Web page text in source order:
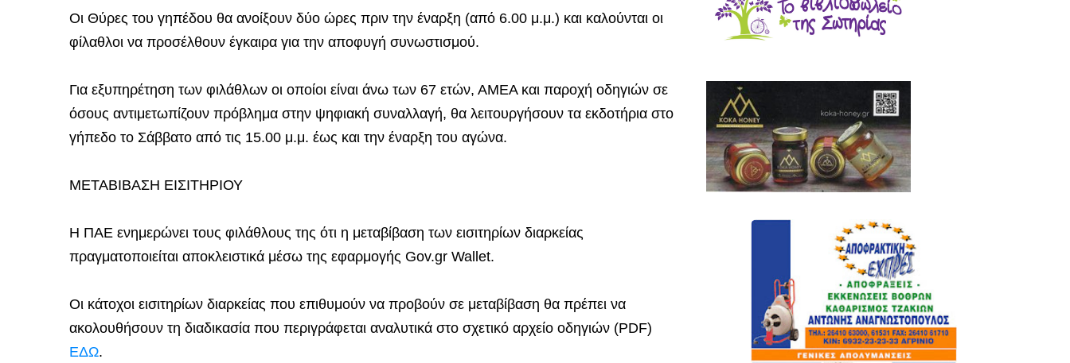
Οι Θύρες του γηπέδου θα ανοίξουν δύο ώρες πριν την έναρξη (από 6.00 μ.μ.) και καλούνται οι
φίλαθλοι να προσέλθουν έγκαιρα για την αποφυγή συνωστισμού.
Για εξυπηρέτηση των φιλάθλων οι οποίοι είναι άνω των 67 ετών, ΑΜΕΑ και παροχή οδηγιών σε
όσους αντιμετωπίζουν πρόβλημα στην ψηφιακή συναλλαγή, θα λειτουργήσουν τα εκδοτήρια στο
γήπεδο το Σάββατο από τις 15.00 μ.μ. έως και την έναρξη του αγώνα.
ΜΕΤΑΒΙΒΑΣΗ ΕΙΣΙΤΗΡΙΟΥ
Η ΠΑΕ ενημερώνει τους φιλάθλους της ότι η μεταβίβαση των εισιτηρίων διαρκείας
πραγματοποιείται αποκλειστικά μέσω της εφαρμογής Gov.gr Wallet.
Οι κάτοχοι εισιτηρίων διαρκείας που επιθυμούν να προβούν σε μεταβίβαση θα πρέπει να
ακολουθήσουν τη διαδικασία που περιγράφεται αναλυτικά στο σχετικό αρχείο οδηγιών (PDF)
ΕΔΩ.